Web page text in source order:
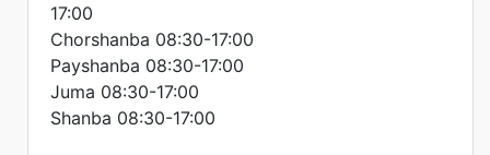
17:00
Chorshanba 08:30-17:00
Payshanba 08:30-17:00
Juma 08:30-17:00
Shanba 08:30-17:00